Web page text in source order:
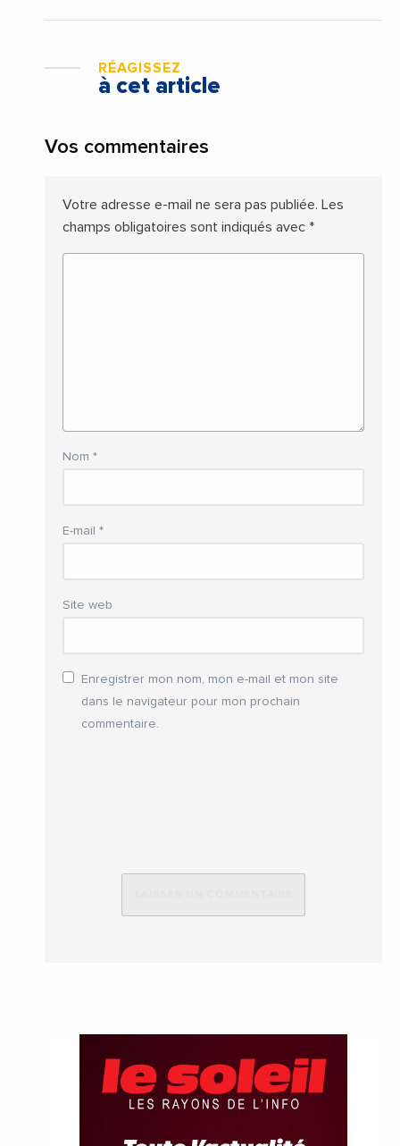
RÉAGISSEZ
à cet article
Vos commentaires
Votre adresse e-mail ne sera pas publiée. Les
champs obligatoires sont indiqués avec *
Nom *
E-mail *
Site web
Enregistrer mon nom, mon e-mail et mon site
dans le navigateur pour mon prochain
commentaire.